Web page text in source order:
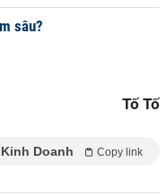
sâu?
Tố Tố
Doanh Copy link